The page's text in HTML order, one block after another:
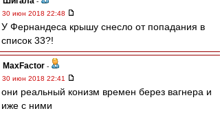
30 июн 2018 22:48
У Фернандеса крышу снесло от попадания в
список 33?!
MaxFactor -
30 июн 2018 22:41
они реальный конизм времен берез вагнера и
иже с ними